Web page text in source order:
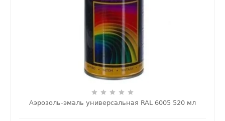
Аэрозоль-эмаль универсальная RAL 6005 520 мл